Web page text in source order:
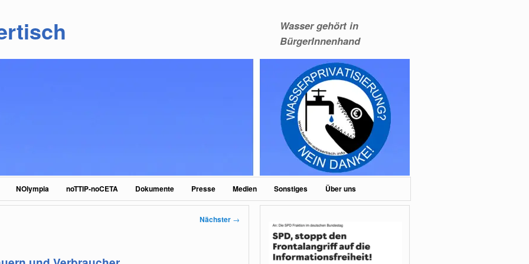
Wasser gehört in
BürgerInnenhand
NOlympia noTTIP-noCETA Dokumente Presse Medien Sonstiges Über uns
Nächster →